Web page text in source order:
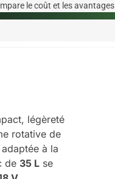
le coût et les avantages
légèreté
rotative de
à la
de 35 Lse